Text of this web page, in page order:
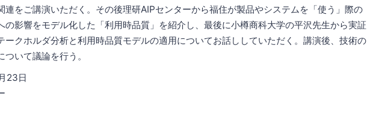
連をご講演いただく。その後理研AIPセンターから福住が製品やシステムを「使う」際の
の影響をモデル化した「利用時品質」を紹介し、最後に小樽商科大学の平沢先生から実証
ークホルダ分析と利用時品質モデルの適用についてお話ししていただく。講演後、技術の
いて議論を行う。
23日